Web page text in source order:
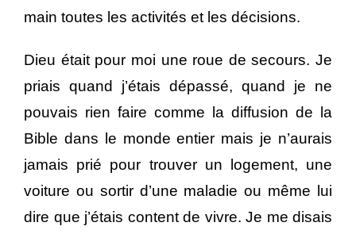
main toutes les activités et les décisions.
Dieu était pour moi une roue de secours. Je
priais quand j’étais dépassé, quand je ne
pouvais rien faire comme la diffusion de la
Bible dans le monde entier mais je n’aurais
jamais prié pour trouver un logement, une
voiture ou sortir d’une maladie ou même lui
dire que j’étais content de vivre. Je me disais